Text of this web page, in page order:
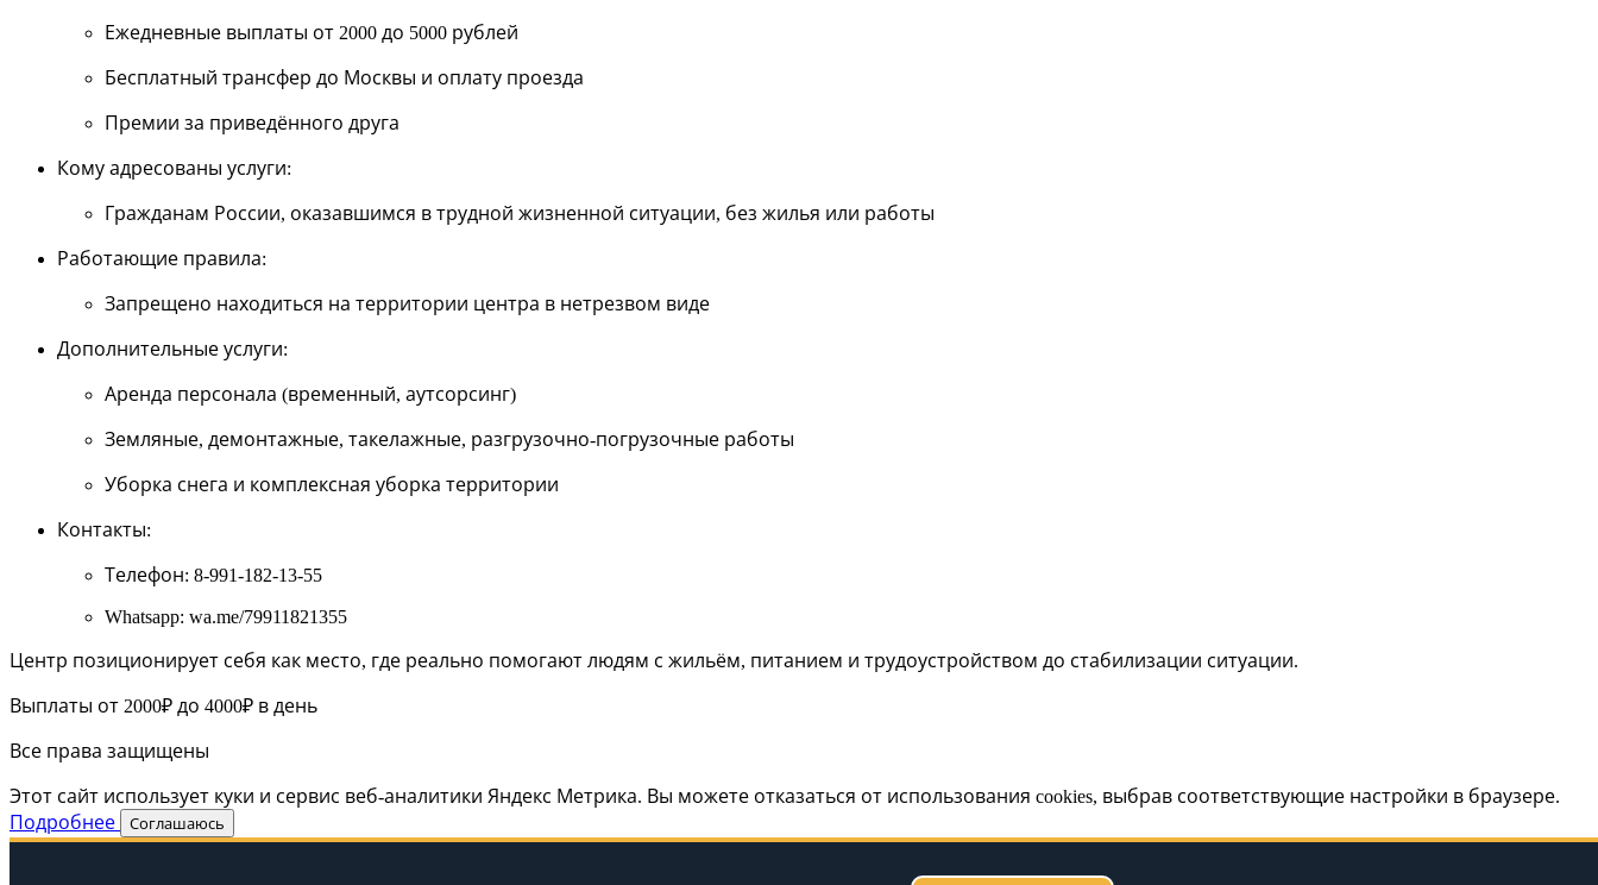
Ежедневные выплаты от 2000 до 5000 рублей
Бесплатный трансфер до Москвы и оплату проезда
Премии за приведённого друга
Кому адресованы услуги:
Гражданам России, оказавшимся в трудной жизненной ситуации, без жилья или работы
Работающие правила:
Запрещено находиться на территории центра в нетрезвом виде
Дополнительные услуги:
Аренда персонала (временный, аутсорсинг)
Земляные, демонтажные, такелажные, разгрузочно-погрузочные работы
Уборка снега и комплексная уборка территории
Контакты:
Телефон: 8-991-182-13-55
Whatsapp: wa.me/79911821355
Центр позиционирует себя как место, где реально помогают людям с жильём, питанием и трудоустройством до стабилизации ситуации.
Выплаты от 2000₽ до 4000₽ в день
Все права защищены
Этот сайт использует куки и сервис веб-аналитики Яндекс Метрика. Вы можете отказаться от использования cookies, выбрав соответствующие настройки в браузере.
Подробнее
Соглашаюсь